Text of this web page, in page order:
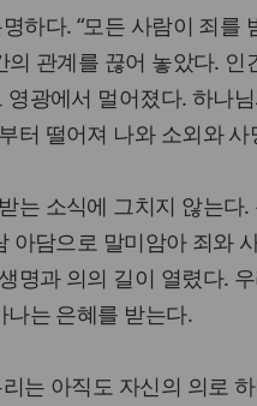
하다. “모든 사람이 죄를
의 관계를 끊어 놓았다.
광에서 멀어졌다. 하나
터 떨어져 나와 소외와
는 소식에 그치지 않는
아담으로 말미암아 죄와
명과 의의 길이 열렸다.
는 은혜를 받는다.
는 아직도 자신의 의로